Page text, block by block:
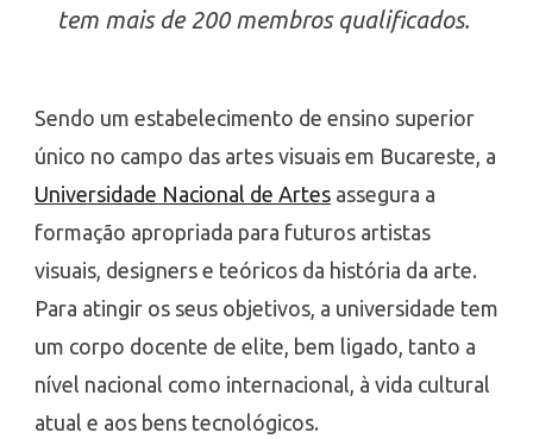
tem mais de 200 membros qualificados.
Sendo um estabelecimento de ensino superior
único no campo das artes visuais em Bucareste, a
Universidade Nacional de Artes assegura a
formação apropriada para futuros artistas
visuais, designers e teóricos da história da arte.
Para atingir os seus objetivos, a universidade tem
um corpo docente de elite, bem ligado, tanto a
nível nacional como internacional, à vida cultural
atual e aos bens tecnológicos.